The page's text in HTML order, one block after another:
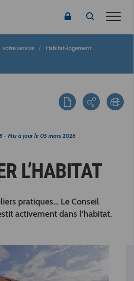
votre service
Habitat-logement
- Mis à jour le 05 mars 2026
L’HABITAT
pratiques… Le Conseil
activement dans l’habitat.